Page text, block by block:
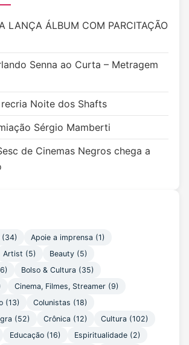
LANÇA ÁLBUM COM PARCITAÇÃO
Senna ao Curta – Metragem
Noite dos Shafts
Sérgio Mamberti
de Cinemas Negros chega a
(34)
Apoie a imprensa (1)
Artist (5)
Beauty (5)
Bolso & Cultura (35)
Cinema, Filmes, Streamer (9)
(13)
Colunistas (18)
(52)
Crônica (12)
Cultura (102)
Educação (16)
Espiritualidade (2)